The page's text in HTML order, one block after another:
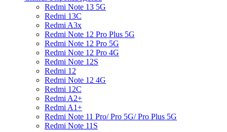
Redmi Note 13 5G
Redmi 13C
Redmi A3x
Redmi Note 12 Pro Plus 5G
Redmi Note 12 Pro 5G
Redmi Note 12 Pro 4G
Redmi Note 12S
Redmi 12
Redmi Note 12 4G
Redmi 12C
Redmi A2+
Redmi A1+
Redmi Note 11 Pro/ Pro 5G/ Pro Plus 5G
Redmi Note 11S